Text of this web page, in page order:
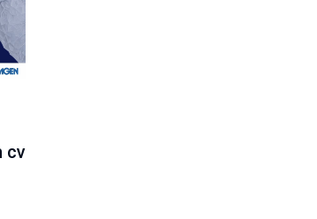
cv